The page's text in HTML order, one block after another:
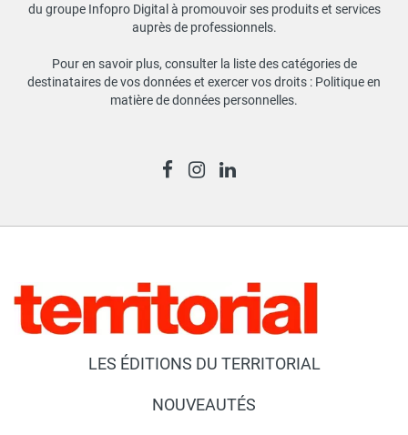
du groupe Infopro Digital à promouvoir ses produits et services
auprès de professionnels.
Pour en savoir plus, consulter la liste des catégories de
destinataires de vos données et exercer vos droits : Politique en
matière de données personnelles.
LES ÉDITIONS DU TERRITORIAL
NOUVEAUTÉS